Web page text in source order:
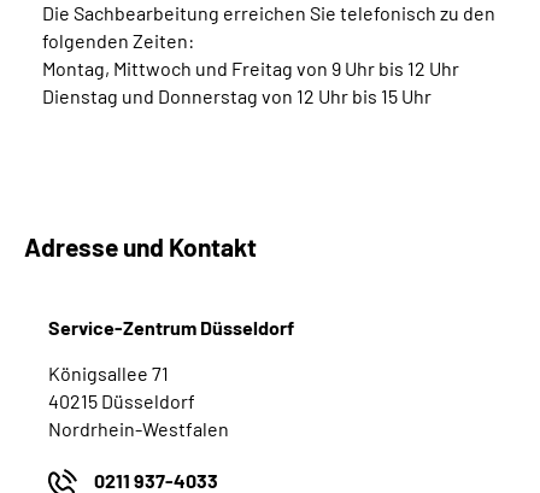
Die Sachbearbeitung erreichen Sie telefonisch zu den
folgenden Zeiten:
Montag, Mittwoch und Freitag von 9 Uhr bis 12 Uhr
Dienstag und Donnerstag von 12 Uhr bis 15 Uhr
Adresse und Kontakt
Service-Zentrum Düsseldorf
Königsallee 71
40215 Düsseldorf
Nordrhein-Westfalen
0211 937-4033